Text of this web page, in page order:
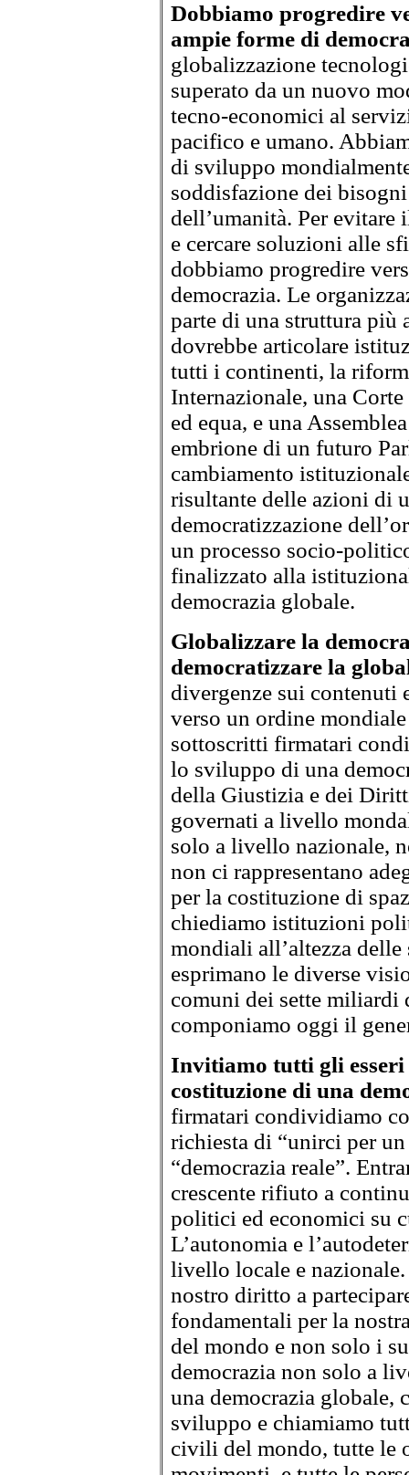
Dobbiamo progredire
ampie forme di
globalizzazione
superato da un nuovo
tecno-economici al
pacifico e umano.
di sviluppo
soddisfazione dei
dell’umanità. Per
e cercare soluzioni alle
dobbiamo progredire
democrazia. Le
parte di una struttura più
dovrebbe articolare
tutti i continenti, la
Internazionale, una
ed equa, e una
embrione di un futuro
cambiamento
risultante delle azioni di
democratizzazione
un processo socio-
finalizzato alla
democrazia globale.
Globalizzare la
democratizzare la
divergenze sui contenuti
verso un ordine
sottoscritti firmatari
lo sviluppo di una
della Giustizia e dei
governati a livello
solo a livello nazionale,
non ci rappresentano
per la costituzione di
chiediamo istituzioni
mondiali all’altezza
esprimano le diverse
comuni dei sette miliardi
componiamo oggi il
Invitiamo tutti gli
costituzione di una
firmatari condividiamo
richiesta di “unirci per
“democrazia reale”.
crescente rifiuto a
politici ed economici su
L’autonomia e
livello locale e
nostro diritto a
fondamentali per la
del mondo e non solo i
democrazia non solo a
una democrazia globale,
sviluppo e chiamiamo
civili del mondo, tutte le